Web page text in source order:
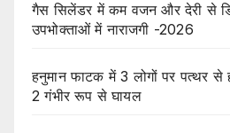
गैस सिलेंडर में कम वजन और देरी से
उपभोक्ताओं में नाराजगी -2026
हनुमान फाटक में 3 लोगों पर पत्थर से
2 गंभीर रूप से घायल